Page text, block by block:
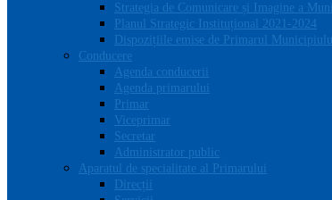
Strategia de Comunicare și Imagine a
Planul Strategic Instituțional 2021-2024
Dispozițiile emise de Primarul
Conducere
Agenda conducerii
Agenda primarului
Primar
Viceprimar
Secretar
Administrator public
Aparatul de specialitate al Primarului
Direcții